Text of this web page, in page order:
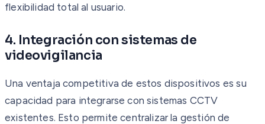
flexibilidad total al usuario.
4. Integración con sistemas de
videovigilancia
Una ventaja competitiva de estos dispositivos es su
capacidad para integrarse con sistemas CCTV
existentes. Esto permite centralizar la gestión de